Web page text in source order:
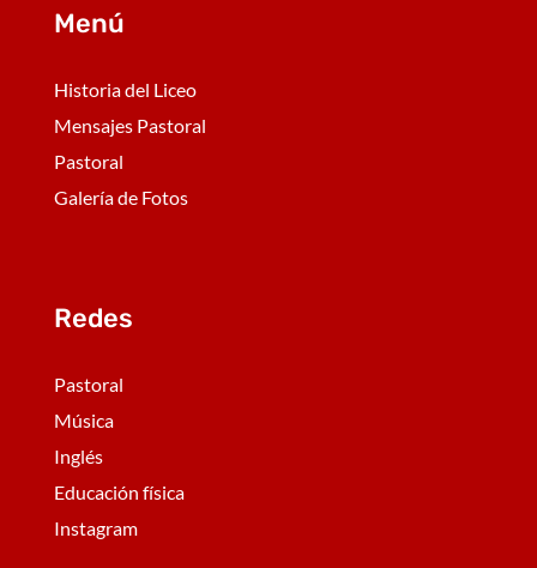
Menú
Historia del Liceo
Mensajes Pastoral
Pastoral
Galería de Fotos
Redes
Pastoral
Música
Inglés
Educación física
Instagram